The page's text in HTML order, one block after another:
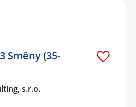
Směny (35-
s.r.o.